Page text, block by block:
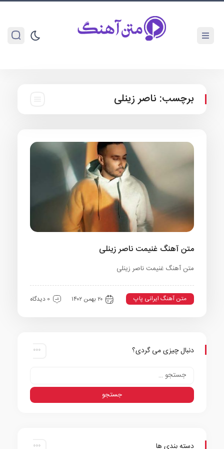
برچسب: ناصر زینلی
متن آهنگ غنیمت ناصر زینلی
متن آهنگ غنیمت ناصر زینلی
متن آهنگ ایرانی پاپ ۲۰ بهمن ۱۴۰۲ 0 دیدگاه
دنبال چیزی می گردی؟